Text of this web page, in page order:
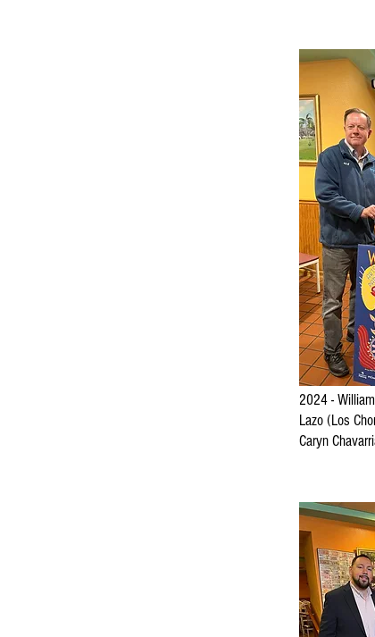
2024 -
Lazo (Los
Caryn